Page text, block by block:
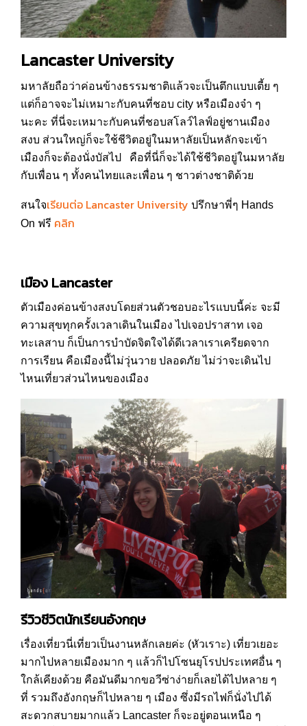
Lancaster University
มหาลัยถือว่าค่อนข้างธรรมชาติแล้วจะเป็นตึกแบบเตี้ย ๆ
แต่ก็อาจจะไม่เหมาะกับคนที่ชอบ city หรือเมืองจ๋า ๆ
นะคะ ที่นี่จะเหมาะกับคนที่ชอบสโลว์ไลฟ์อยู่ชานเมือง
สงบ ส่วนใหญ่ก็จะใช้ชีวิตอยู่ในมหาลัยเป็นหลักจะเข้า
เมืองก็จะต้องนั่งบัสไป คือที่นี่ก็จะได้ใช้ชีวิตอยู่ในมหาลัย
กับเพื่อน ๆ ทั้งคนไทยและเพื่อน ๆ ชาวต่างชาติด้วย
สนใจเรียนต่อ Lancaster University ปรึกษาพี่ๆ Hands
On ฟรี คลิก
เมือง Lancaster
ตัวเมืองค่อนข้างสงบโดยส่วนตัวชอบอะไรแบบนี้ค่ะ จะมี
ความสุขทุกครั้งเวลาเดินในเมือง ไปเจอปราสาท เจอ
ทะเลสาบ ก็เป็นการบำบัดจิตใจได้ดีเวลาเราเครียดจาก
การเรียน คือเมืองนี้ไม่วุ่นวาย ปลอดภัย ไม่ว่าจะเดินไป
ไหนเที่ยวส่วนไหนของเมือง
รีวิวชีวิตนักเรียนอังกฤษ
เรื่องเที่ยวนี่เที่ยวเป็นงานหลักเลยค่ะ (หัวเราะ) เที่ยวเยอะ
มากไปหลายเมืองมาก ๆ แล้วก็ไปโซนยุโรปประเทศอื่น ๆ
ใกล้เคียงด้วย คือมันดีมากขอวีซ่าง่ายก็เลยได้ไปหลาย ๆ
ที่ รวมถึงอังกฤษก็ไปหลาย ๆ เมือง ซึ่งมีรถไฟก็นั่งไปได้
สะดวกสบายมากแล้ว Lancaster ก็จะอยู่ตอนเหนือ ๆ